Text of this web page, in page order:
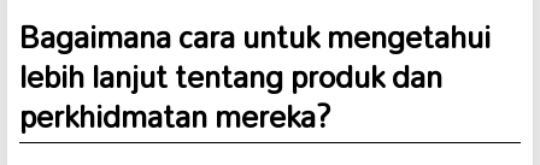
Bagaimana cara untuk mengetahui
lebih lanjut tentang produk dan
perkhidmatan mereka?